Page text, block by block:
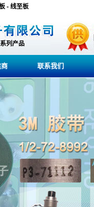
- 线至板
列产品
联系我们